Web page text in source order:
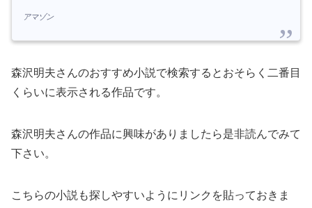
アマゾン
森沢明夫さんのおすすめ小説で検索するとおそらく二番目
くらいに表示される作品です。
森沢明夫さんの作品に興味がありましたら是非読んでみて
下さい。
こちらの小説も探しやすいようにリンクを貼っておきま